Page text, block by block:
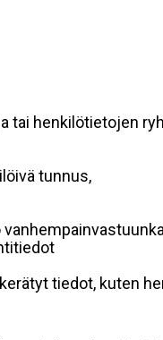
tai henkilötietojen
tunnus,
tiedot, kuten